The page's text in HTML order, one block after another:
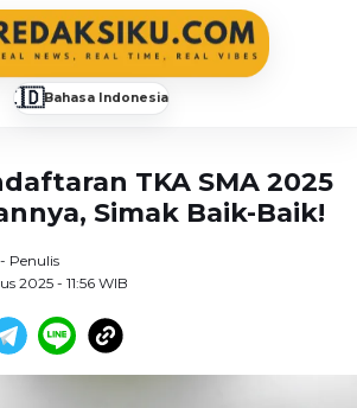
🇮🇩Bahasa Indonesia
TKA SMA 2025
Simak Baik-Baik!
- Penulis
2025 - 11:56 WIB